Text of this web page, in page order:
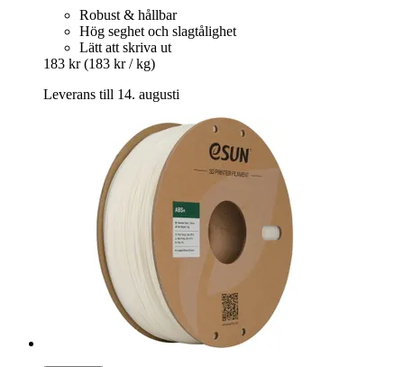
Robust & hållbar
Hög seghet och slagtålighet
Lätt att skriva ut
183 kr (183 kr / kg)
Leverans till 14. augusti